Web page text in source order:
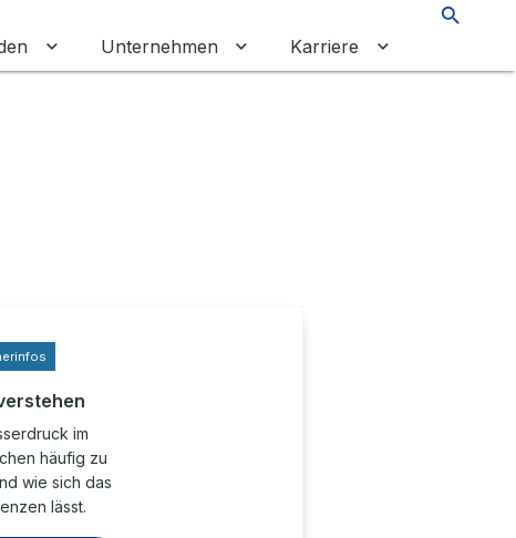
umschalten
Untermenü für Gewerbekunden umschalten
Unternehmen Untermenü für Unternehmen
Karriere Untermenü für
im
häufig zu
wie sich das
lässt.